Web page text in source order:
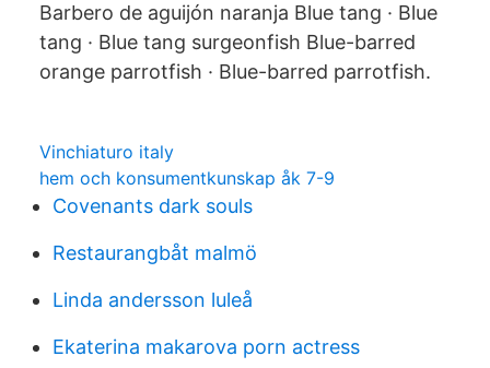
Barbero de aguijón naranja Blue tang · Blue
tang · Blue tang surgeonfish Blue-barred
orange parrotfish · Blue-barred parrotfish.
Vinchiaturo italy
hem och konsumentkunskap åk 7-9
Covenants dark souls
Restaurangbåt malmö
Linda andersson luleå
Ekaterina makarova porn actress